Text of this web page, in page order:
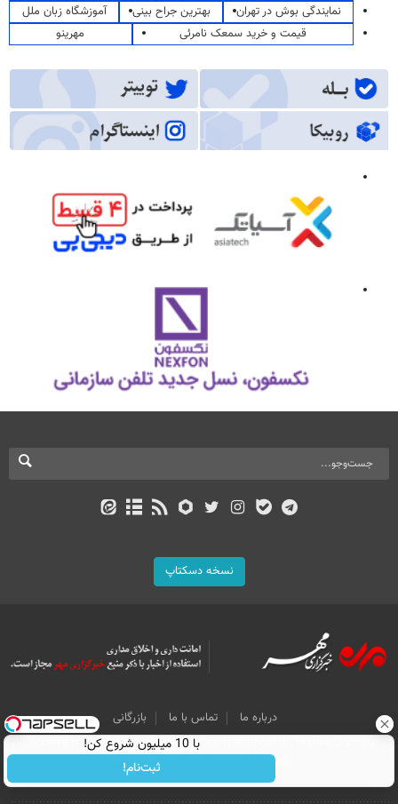
نمایندگی بوش در تهران
بهترین جراح بینی
آموزشگاه زبان ملل
قیمت و خرید سمعک نامرئی
مهرینو
نسخه دسکتاپ
درباره ما تماس با ما
بازرگانی
All Content by Mehr News Agency is licensed under a Creative Commons
Attribution 4.0 International License.
با 10 میلیون شروع کن!
ثبت‌نام!